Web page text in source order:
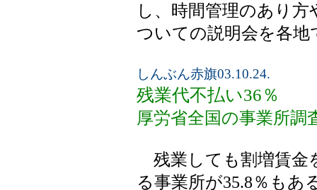
し、時間管理のあり
ついての説明会を各地
しんぶん赤旗03.10.24.
残業代不払い36％
厚労省全国の事業所調
残業しても割増賃金
る事業所が35.8％もあ